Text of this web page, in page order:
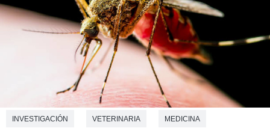
INVESTIGACIÓN VETERINARIA MEDICINA